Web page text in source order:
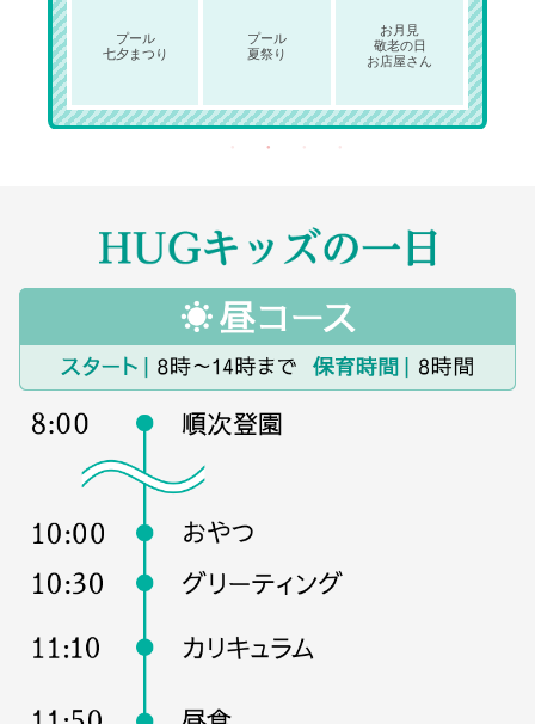
プール
七夕まつり
プール
夏祭り
お月見
敬老の日
お店屋さん